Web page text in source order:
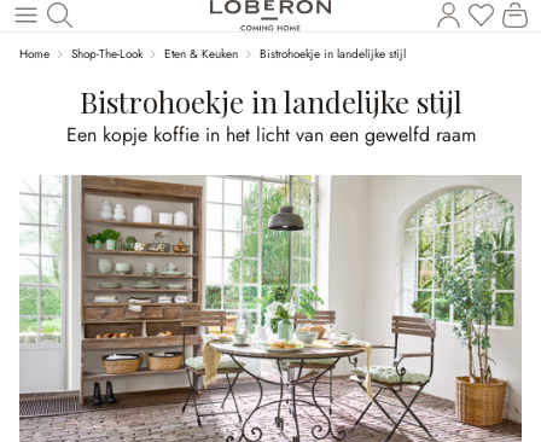
Naar de hoofdinhoud
U
Home Shop-The-Look Eten & Keuken Bistrohoekje in landelijke stijl
Bistrohoekje in landelijke stijl
Een kopje koffie in het licht van een gewelfd raam